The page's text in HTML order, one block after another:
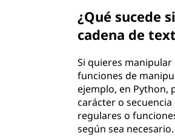
¿Qué sucede
cadena de
Si quieres
funciones de
ejemplo, en Python,
carácter o
regulares o
según sea necesario.